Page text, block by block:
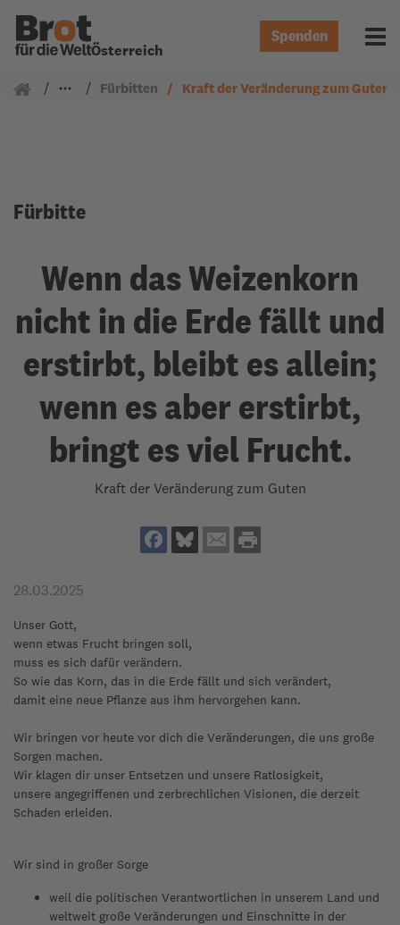
Österreich
Spenden
Gemeindearbeit
Fürbitten Kraft der Veränderung zum Guten
Fürbitte
Wenn das Weizenkorn
nicht in die Erde fällt und
erstirbt, bleibt es allein;
wenn es aber erstirbt,
bringt es viel Frucht.
Kraft der Veränderung zum Guten
28.03.2025
Unser Gott,
wenn etwas Frucht bringen soll,
muss es sich dafür verändern.
So wie das Korn, das in die Erde fällt und sich verändert,
damit eine neue Pflanze aus ihm hervorgehen kann.
Wir bringen vor heute vor dich die Veränderungen, die uns große
Sorgen machen.
Wir klagen dir unser Entsetzen und unsere Ratlosigkeit,
unsere angegriffenen und zerbrechlichen Visionen, die derzeit
Schaden erleiden.
Wir sind in großer Sorge
weil die politischen Verantwortlichen in unserem Land und
weltweit große Veränderungen und Einschnitte in der